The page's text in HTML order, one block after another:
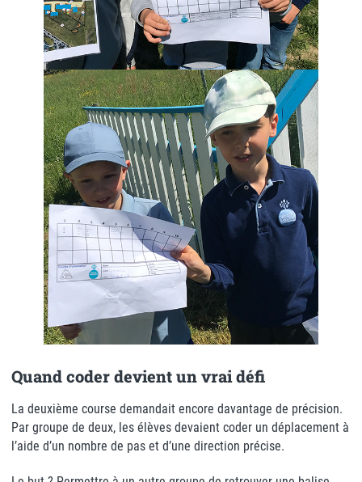
Quand coder devient un vrai défi
La deuxième course demandait encore davantage de précision.
Par groupe de deux, les élèves devaient coder un déplacement à
l’aide d’un nombre de pas et d’une direction précise.